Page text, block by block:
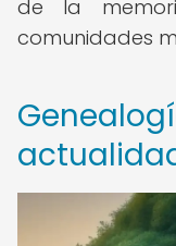
de la
comunidades